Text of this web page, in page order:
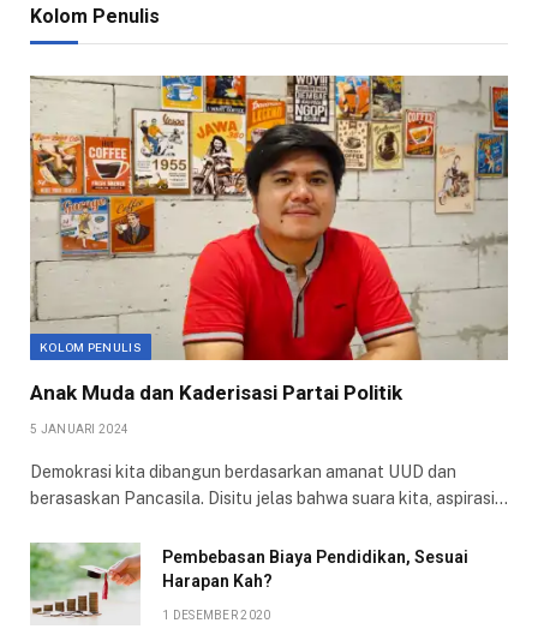
Kolom Penulis
KOLOM PENULIS
Anak Muda dan Kaderisasi Partai Politik
5 JANUARI 2024
Demokrasi kita dibangun berdasarkan amanat UUD dan
berasaskan Pancasila. Disitu jelas bahwa suara kita, aspirasi…
Pembebasan Biaya Pendidikan, Sesuai
Harapan Kah?
1 DESEMBER 2020